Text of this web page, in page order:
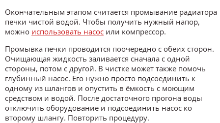
Окончательным этапом считается промывание радиатора
печки чистой водой. Чтобы получить нужный напор,
можно использовать насос или компрессор.
Промывка печки проводится поочерёдно с обеих сторон.
Очищающая жидкость заливается сначала с одной
стороны, потом с другой. В чистке может также помочь
глубинный насос. Его нужно просто подсоединить к
одному из шлангов и опустить в ёмкость с моющим
средством и водой. После достаточного прогона воды
отключить оборудование и подсоединить насос ко
второму шлангу. Повторить процедуру.